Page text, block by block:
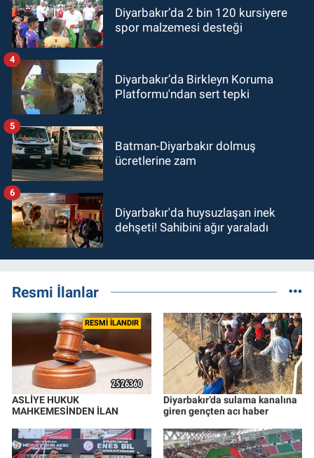
Diyarbakır’da 2 bin 120 kursiyere
spor malzemesi desteği
Diyarbakır’da Birkleyn Koruma
Platformu'ndan sert tepki
4
Batman-Diyarbakır dolmuş
ücretlerine zam
5
Diyarbakır'da huysuzlaşan inek
dehşeti! Sahibini ağır yaraladı
6
Resmi İlanlar
RESMİ İLANDIR
ASLİYE HUKUK
MAHKEMESİNDEN İLAN
Diyarbakır’da sulama kanalına
giren gençten acı haber